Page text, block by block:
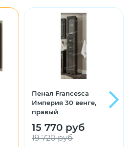
Пенал Francesca
Империя 30 венге,
правый
15 770 руб
19 720 руб